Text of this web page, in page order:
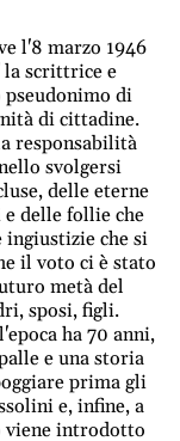
l'8 marzo 1946
scrittrice e
pseudonimo di
di cittadine.
responsabilità
svolgersi
delle eterne
delle follie che
ingiustizie che si
il voto ci è stato
metà del
sposi, figli.
ha 70 anni,
e una storia
prima gli
e, infine, a
viene introdotto